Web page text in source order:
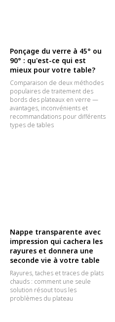
Ponçage du verre à 45° ou
90° : qu'est-ce qui est
mieux pour votre table?
Comparaison de deux méthodes
populaires de traitement des
bords des plateaux en verre —
avantages, inconvénients et
recommandations pour différents
types de tables
Nappe transparente avec
impression qui cachera les
rayures et donnera une
seconde vie à votre table
Rayures, taches et traces de plats
chauds : comment une seule
solution résout tous les
problèmes du plateau